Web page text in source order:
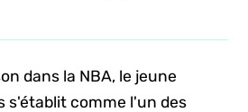
dans la NBA, le jeune
s'établit comme l'un des